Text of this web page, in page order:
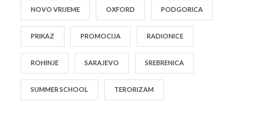
NOVO VRIJEME OXFORD PODGORICA
PRIKAZ PROMOCIJA RADIONICE
ROHINJE SARAJEVO SREBRENICA
SUMMER SCHOOL TERORIZAM